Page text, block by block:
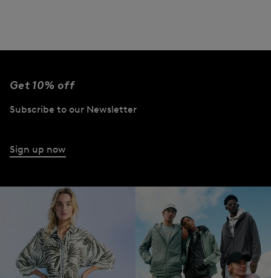
Get 10% off
Subscribe to our Newsletter
Sign up now